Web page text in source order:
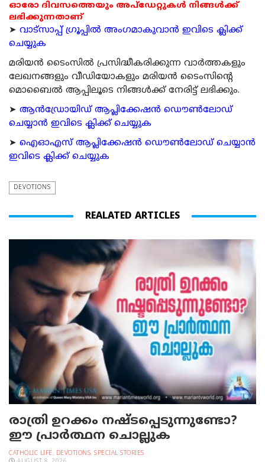
ഓരോ ദിവസത്തെയും അപ്ഡേറ്റുകൾ നിങ്ങൾക്ക്
ലഭിക്കുന്നതാണ്
➤ വാട്സാപ്പ് ഗ്രൂപ്പിൽ അംഗമാകുവാൻ ഇവിടെ ക്ലിക്ക്
ചെയ്യുക
മരിയന്‍ ടൈംസില്‍ പ്രസിദ്ധീകരിക്കുന്ന വാര്‍ത്തകളും
ലേഖനങ്ങളും വീഡിയോകളും മരിയന്‍ ടൈംസിന്റെ
മൊബൈല്‍ ആപ്പിലൂടെ നിങ്ങള്‍ക്ക് നേരിട്ട് ലഭിക്കും.
➤ ആന്‍ഡ്രോയിഡ് ആപ്ലിക്കേഷന്‍ ഡൌണ്‍ലോഡ്
ചെയ്യാന്‍ ഇവിടെ ക്ലിക്ക് ചെയ്യുക
➤ ഐഓഎസ് ആപ്ലിക്കേഷന്‍ ഡൌണ്‍ലോഡ് ചെയ്യാന്‍
ഇവിടെ ക്ലിക്ക് ചെയ്യുക
DEVOTIONS
REALATED ARTICLES
രാത്രി ഉറക്കം നഷ്ടപ്പെടുന്നുണ്ടോ?
ഈ പ്രാര്‍ത്ഥന ചൊല്ലുക
CATHOLIC LIFE, DEVOTIONS, SPECIAL STORIES